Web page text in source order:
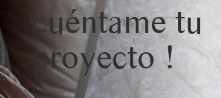
cuéntame tu
proyecto !